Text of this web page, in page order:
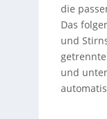
die
Das
und
und